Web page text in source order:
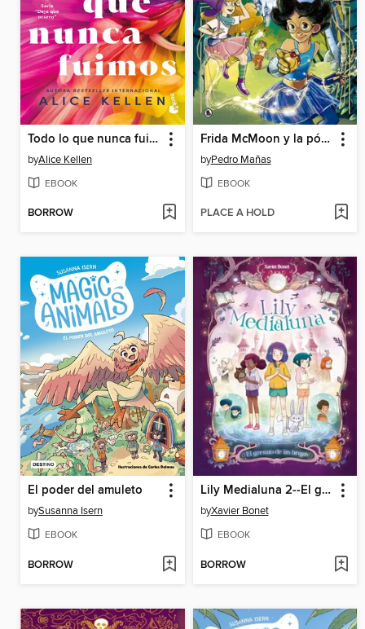
Todo lo que nunca fuimos (All That We Never Were) Let It Be Book 1
byAlice Kellen
EBOOK
BORROW
Frida McMoon y la pócima dorada (Magos del Humor Frida McMoon 2)
byPedro Mañas
EBOOK
PLACE A HOLD
El poder del amuleto
bySusanna Isern
EBOOK
BORROW
Lily Medialuna 2--El gremio de las brujas
byXavier Bonet
EBOOK
BORROW